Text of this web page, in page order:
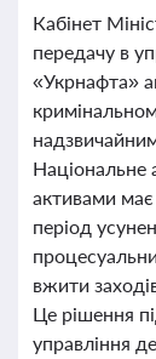
Кабінет
передачу в
«Укрнафта»
Національне
активами має
період
вжити
Це рішення
управління